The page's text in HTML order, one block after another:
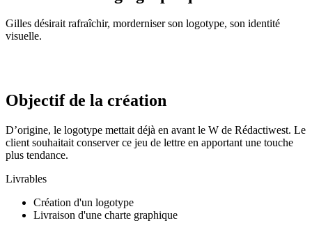
Gilles désirait rafraîchir, morderniser son logotype, son identité
visuelle.
Objectif de la création
D’origine, le logotype mettait déjà en avant le W de Rédactiwest. Le
client souhaitait conserver ce jeu de lettre en apportant une touche
plus tendance.
Livrables
Création d'un logotype
Livraison d'une charte graphique